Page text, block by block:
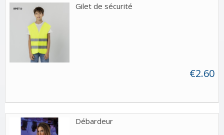
Gilet de sécurité
€2.60
Débardeur